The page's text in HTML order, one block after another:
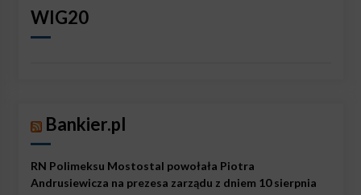
WIG20
Bankier.pl
RN Polimeksu Mostostal powołała Piotra
Andrusiewicza na prezesa zarządu z dniem 10 sierpnia